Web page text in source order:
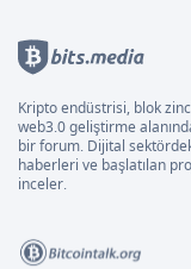
Kripto endüstrisi, blok
web3.0 geliştirme
bir forum. Dijital
haberleri ve başlatılan
inceler.